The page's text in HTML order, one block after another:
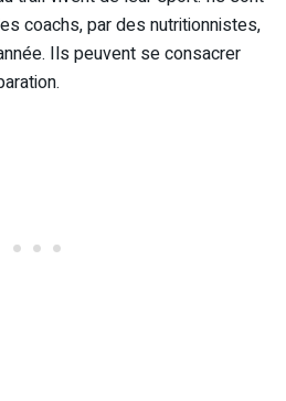
coachs, par des nutritionnistes,
Ils peuvent se consacrer